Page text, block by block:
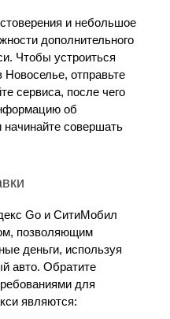
и небольшое
дополнительного
Чтобы устроиться
Новоселье, отправьте
сервиса, после чего
об
совершать
Go и СитиМобил
позволяющим
деньги, используя
авто. Обратите
для
являются: